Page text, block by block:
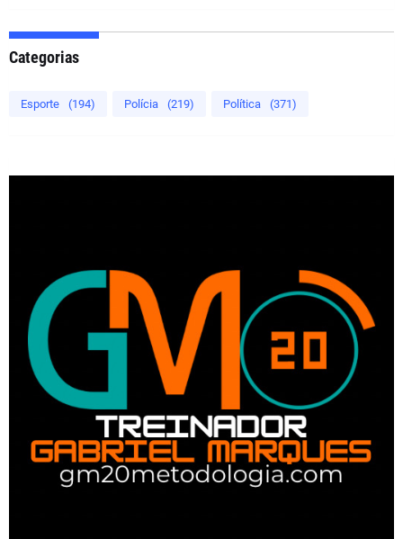
Categorias
Esporte (194) Polícia (219) Política (371)